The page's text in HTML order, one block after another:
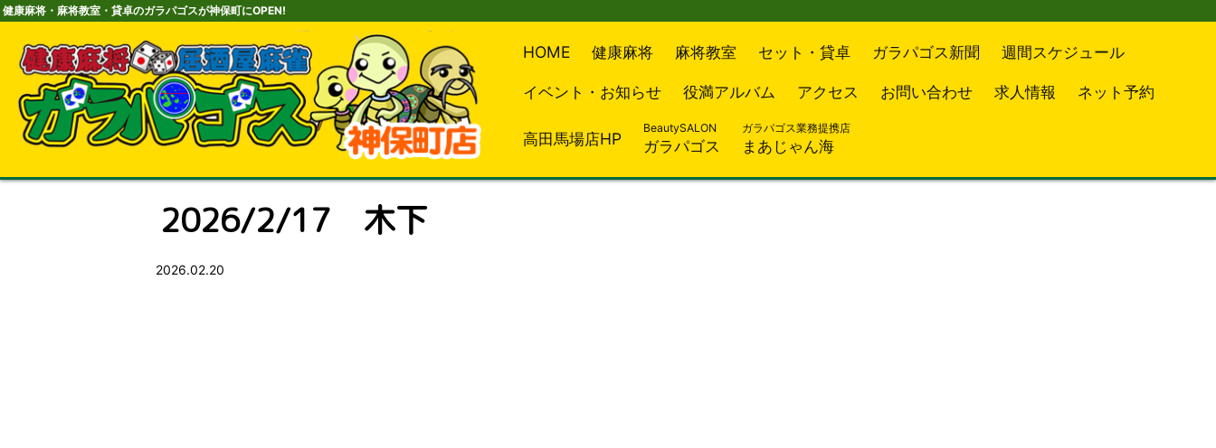
健康麻将・麻将教室・貸卓のガラパゴスが神保町にOPEN!
HOME 健康麻将 麻将教室 セット・貸卓 ガラパゴス新聞 週間スケジュール
イベント・お知らせ 役満アルバム アクセス お問い合わせ 求人情報 ネット予約
高田馬場店HP
BeautySALON
ガラパゴス
ガラパゴス業務提携店
まあじゃん海
2026/2/17 木下
2026.02.20